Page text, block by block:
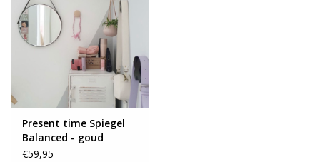
Sale!
Kleuren
Present time Spiegel
Balanced - goud
€59,95